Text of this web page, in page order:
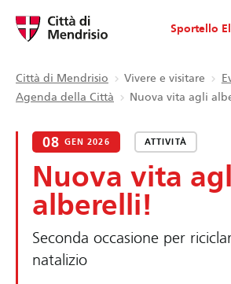
Sportello
Città di Mendrisio Vivere e visitare
Agenda della Città
Nuova vita agli
08 GEN 2026 ATTIVITÀ
Nuova vita
alberelli!
Seconda occasione per
natalizio